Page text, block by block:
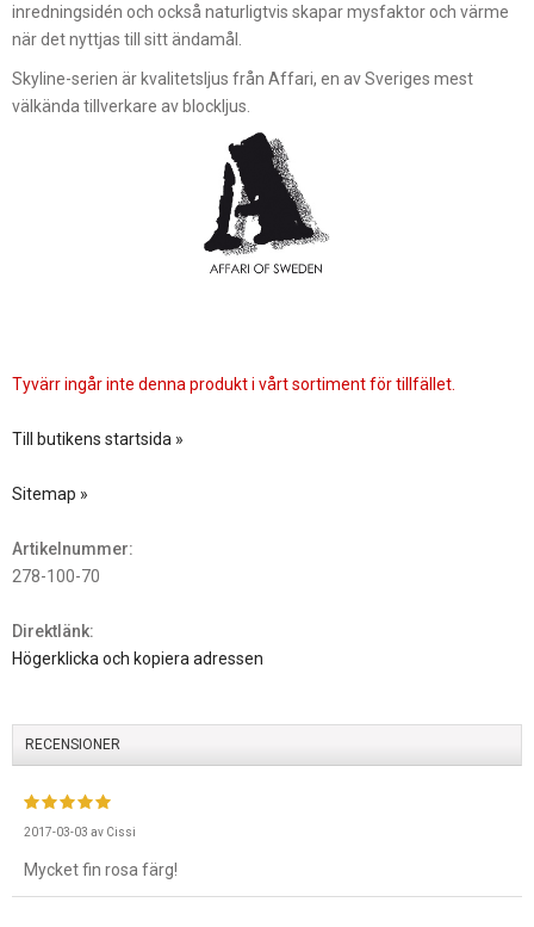
inredningsidén och också naturligtvis skapar mysfaktor och värme
när det nyttjas till sitt ändamål.
Skyline-serien är kvalitetsljus från Affari, en av Sveriges mest
välkända tillverkare av blockljus.
Tyvärr ingår inte denna produkt i vårt sortiment för tillfället.
Till butikens startsida »
Sitemap »
Artikelnummer:
278-100-70
Direktlänk:
Högerklicka och kopiera adressen
RECENSIONER
2017-03-03 av Cissi
Mycket fin rosa färg!